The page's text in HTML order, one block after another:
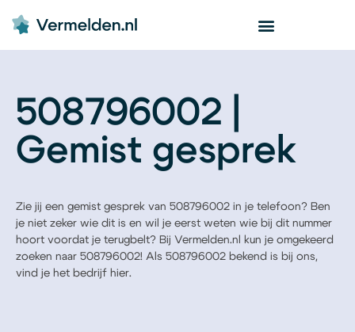
508796002 |
Gemist gesprek
Zie jij een gemist gesprek van 508796002 in je telefoon? Ben
je niet zeker wie dit is en wil je eerst weten wie bij dit nummer
hoort voordat je terugbelt? Bij Vermelden.nl kun je omgekeerd
zoeken naar 508796002! Als 508796002 bekend is bij ons,
vind je het bedrijf hier.